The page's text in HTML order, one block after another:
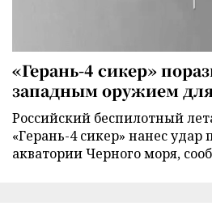
«Герань-4 сикер»
западным оружием
Российский беспилотный
«Герань-4 сикер» нанес удар
акватории Черного моря,